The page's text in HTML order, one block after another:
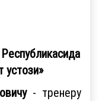
устози»
- тренеру